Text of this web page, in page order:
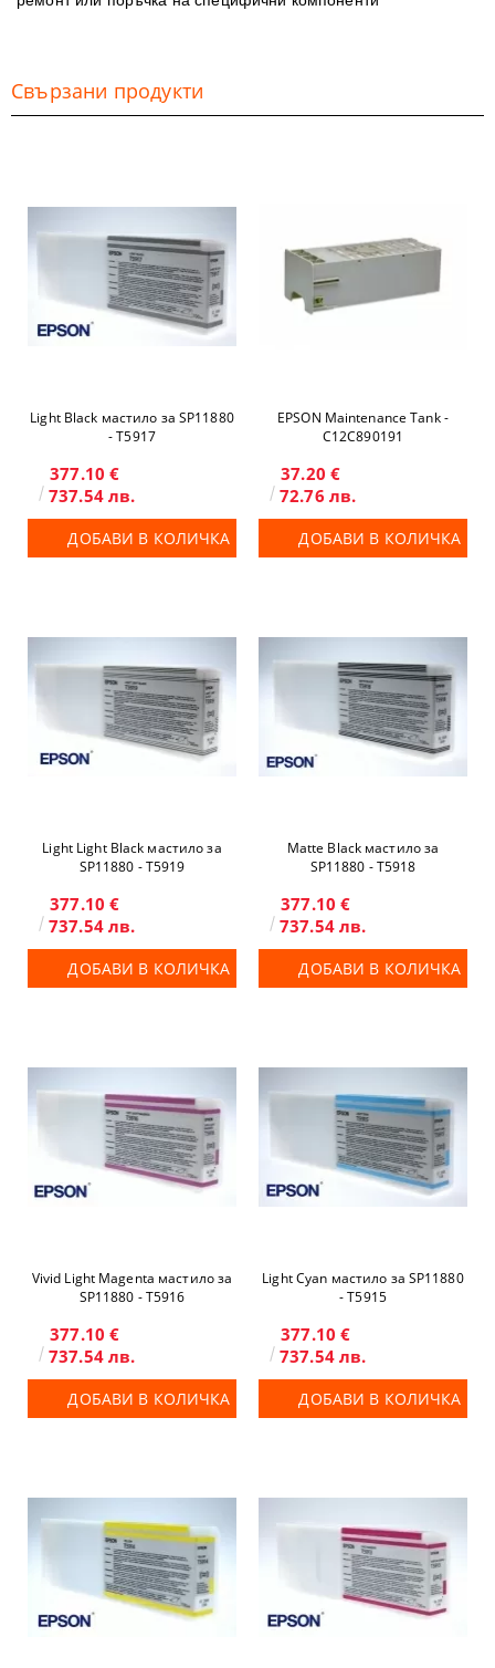
Свързани продукти
Light Black мастило за SP11880
- T5917
377.10 €
737.54 лв.
ДОБАВИ В КОЛИЧКА
EPSON Maintenance Tank -
C12C890191
37.20 €
72.76 лв.
ДОБАВИ В КОЛИЧКА
Light Light Black мастило за
SP11880 - T5919
377.10 €
737.54 лв.
ДОБАВИ В КОЛИЧКА
Matte Black мастило за
SP11880 - T5918
377.10 €
737.54 лв.
ДОБАВИ В КОЛИЧКА
Vivid Light Magenta мастило за
SP11880 - T5916
377.10 €
737.54 лв.
ДОБАВИ В КОЛИЧКА
Light Cyan мастило за SP11880
- T5915
377.10 €
737.54 лв.
ДОБАВИ В КОЛИЧКА